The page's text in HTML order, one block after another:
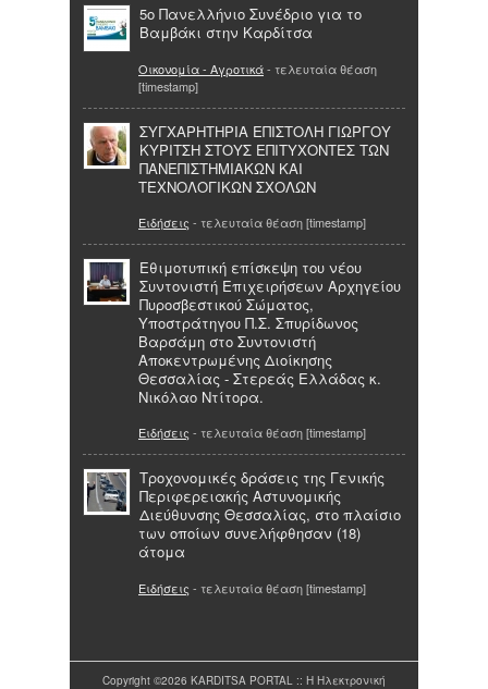
5ο Πανελλήνιο Συνέδριο για το
Βαμβάκι στην Καρδίτσα
Οικονομία - Αγροτικά- τελευταία θέαση
[timestamp]
ΣΥΓΧΑΡΗΤΗΡΙΑ ΕΠΙΣΤΟΛΗ ΓΙΩΡΓΟΥ
ΚΥΡΙΤΣΗ ΣΤΟΥΣ ΕΠΙΤΥΧΟΝΤΕΣ ΤΩΝ
ΠΑΝΕΠΙΣΤΗΜΙΑΚΩΝ ΚΑΙ
ΤΕΧΝΟΛΟΓΙΚΩΝ ΣΧΟΛΩΝ
Ειδήσεις - τελευταία θέαση [timestamp]
Εθιμοτυπική επίσκεψη του νέου
Συντονιστή Επιχειρήσεων Αρχηγείου
Πυροσβεστικού Σώματος,
Υποστράτηγου Π.Σ. Σπυρίδωνος
Βαρσάμη στo Συντονιστή
Αποκεντρωμένης Διοίκησης
Θεσσαλίας - Στερεάς Ελλάδας κ.
Νικόλαο Ντίτορα.
Ειδήσεις - τελευταία θέαση [timestamp]
Τροχονομικές δράσεις της Γενικής
Περιφερειακής Αστυνομικής
Διεύθυνσης Θεσσαλίας, στο πλαίσιο
των οποίων συνελήφθησαν (18)
άτομα
Ειδήσεις - τελευταία θέαση [timestamp]
Copyright ©2026 KARDITSA PORTAL :: Η Ηλεκτρονική